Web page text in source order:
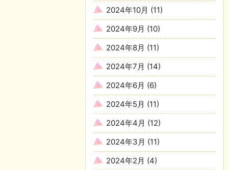
2024年10月 (11)
2024年9月 (10)
2024年8月 (11)
2024年7月 (14)
2024年6月 (6)
2024年5月 (11)
2024年4月 (12)
2024年3月 (11)
2024年2月 (4)